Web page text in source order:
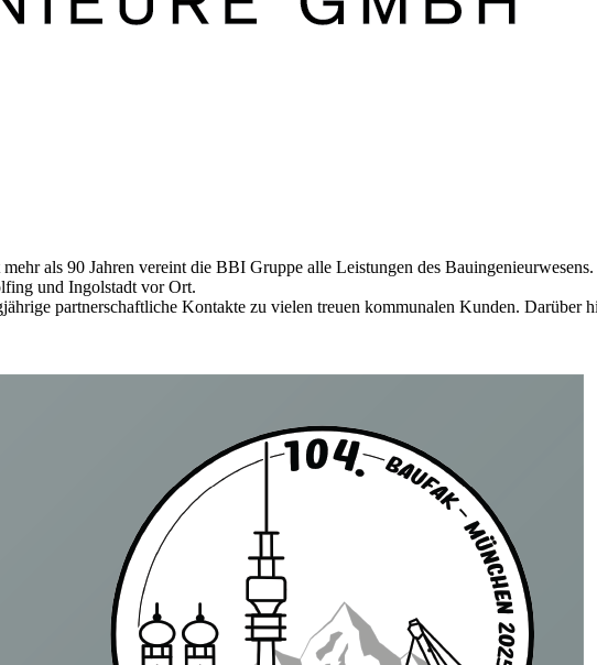
als 90 Jahren vereint die BBI Gruppe alle Leistungen des
und Ingolstadt vor Ort.
partnerschaftliche Kontakte zu vielen treuen kommunalen Kunden. Darüber